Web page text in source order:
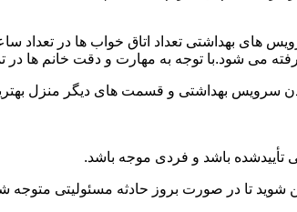
بهداشتی تعداد اتاق خواب ها در تعداد
می شود.با توجه به مهارت و دقت خانم ها
سرویس بهداشتی و قسمت های دیگر منزل
تأییدشده باشد و فردی موجه باشد.
تا در صورت بروز حادثه مسئولیتی متوجه